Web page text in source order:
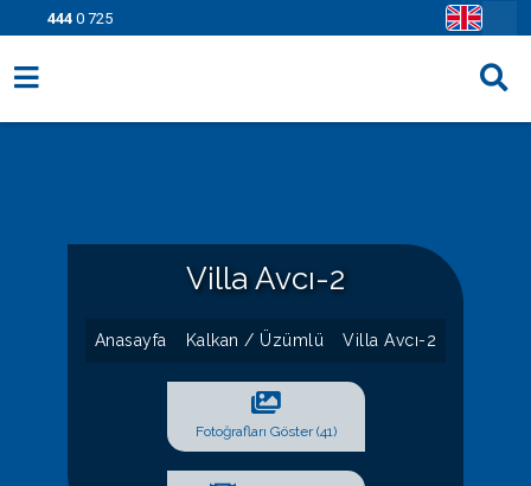
444 0 725
Fırsatlar
Villa Avcı-2
Anasayfa Kalkan / Üzümlü Villa Avcı-2
Fotoğrafları Göster (41)